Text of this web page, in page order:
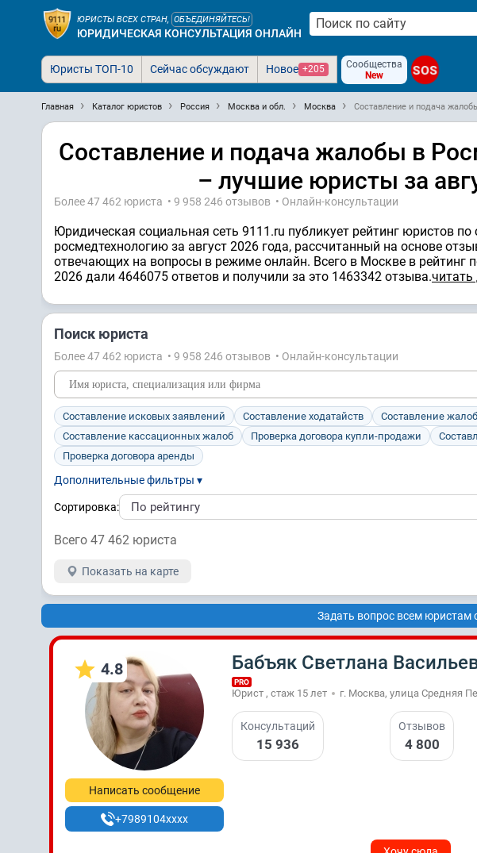
ЮРИСТЫ ВСЕХ СТРАН, ОБЪЕДИНЯЙТЕСЬ!
ЮРИДИЧЕСКАЯ КОНСУЛЬТАЦИЯ ОНЛАЙН
Юристы ТОП-10 Сейчас обсуждают Новое +205
Сообщества
New
SOS
Главная Каталог юристов Россия Москва и обл. Москва Составление и подача
Составление и подача жалобы в
– лучшие юристы за
Более 47 462 юристa • 9 958 246 отзывов • Онлайн-консультации
Юридическая социальная сеть 9111.ru публикует рейтинг юристов
росмедтехнологию за август 2026 года, рассчитанный на основе
отвечающих на вопросы в режиме онлайн. Всего в Москве в рейтинг
2026 дали 4646075 ответов и получили за это 1463342 отзывa.читать
Поиск юриста
Более 47 462 юристa • 9 958 246 отзывов • Онлайн-консультации
Составление исковых заявлений Составление ходатайств Составление жалоб
Составление кассационных жалоб
Проверка договора купли-продажи
Проверка договора аренды
Дополнительные фильтры ▾
Сортировка:
Всего 47 462 юристa
Показать на карте
Задать вопрос всем юристам
4.8
Написать сообщение
+7989104xxxx
Бабъяк Светлана
PRO
Юрист , стаж 15 лет г. Москва, улица Средняя
Консультаций
15 936
Отзывов
4 800